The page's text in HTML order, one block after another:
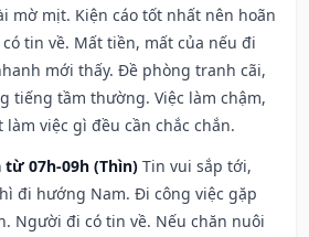
mờ mịt. Kiện cáo tốt nhất nên hoãn
tin về. Mất tiền, mất của nếu đi
mới thấy. Đề phòng tranh cãi,
tiếng tầm thường. Việc làm chậm,
việc gì đều cần chắc chắn.
từ 07h-09h (Thìn) Tin vui sắp tới,
đi hướng Nam. Đi công việc gặp
Người đi có tin về. Nếu chăn nuôi